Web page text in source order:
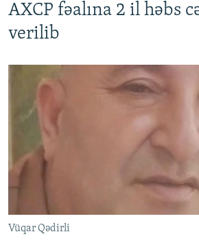
AXCP fəalına 2 il həbs
verilib
Vüqar Qədirli